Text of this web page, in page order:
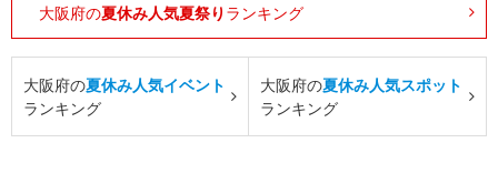
大阪府の夏休み人気夏祭り ランキング
大阪府の夏休み人気イベント
ランキング
大阪府の夏休み人気スポット
ランキング